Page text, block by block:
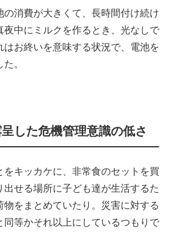
の消費が大きくて、長時間付け続け
夜中にミルクを作るとき、光なしで
はお終いを意味する状況で、電池を
。
した危機管理意識の低さ
をキッカケに、非常食のセットを買
出せる場所に子ども達が生活するた
をまとめていたり。災害に対する
同等かそれ以上にしているつもりで